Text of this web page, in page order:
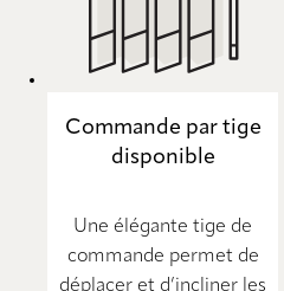
Commande par tige
disponible
Une élégante tige de
commande permet de
déplacer et d’incliner les